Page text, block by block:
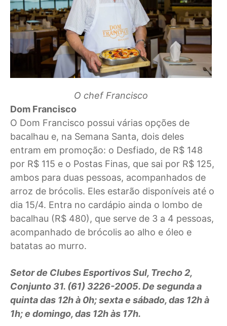
O chef Francisco
Dom Francisco
O Dom Francisco possui várias opções de
bacalhau e, na Semana Santa, dois deles
entram em promoção: o Desfiado, de R$ 148
por R$ 115 e o Postas Finas, que sai por R$ 125,
ambos para duas pessoas, acompanhados de
arroz de brócolis. Eles estarão disponíveis até o
dia 15/4. Entra no cardápio ainda o lombo de
bacalhau (R$ 480), que serve de 3 a 4 pessoas,
acompanhado de brócolis ao alho e óleo e
batatas ao murro.
Setor de Clubes Esportivos Sul, Trecho 2,
Conjunto 31. (61) 3226-2005. De segunda a
quinta das 12h à 0h; sexta e sábado, das 12h à
1h; e domingo, das 12h às 17h.